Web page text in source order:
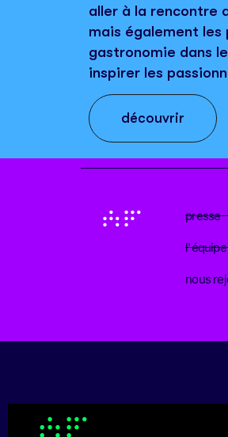
aller à la rencontre
mais également
gastronomie dans
inspirer les
découvrir
presse
l'équipe
nous